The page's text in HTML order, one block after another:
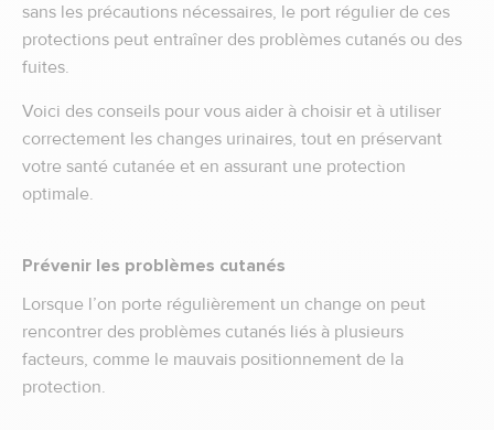
sans les précautions nécessaires, le port régulier de ces
protections peut entraîner des problèmes cutanés ou des
fuites.
Voici des conseils pour vous aider à choisir et à utiliser
correctement les changes urinaires, tout en préservant
votre santé cutanée et en assurant une protection
optimale.
Prévenir les problèmes cutanés
Lorsque l’on porte régulièrement un change on peut
rencontrer des problèmes cutanés liés à plusieurs
facteurs, comme le mauvais positionnement de la
protection.